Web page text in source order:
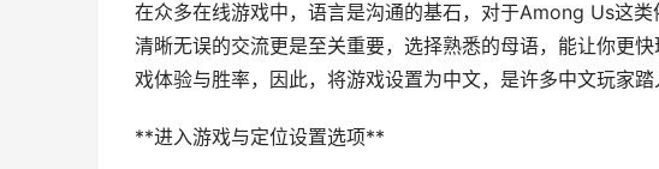
在众多在线游戏中，语言是沟通的基石，对于Among Us这类
清晰无误的交流更是至关重要，选择熟悉的母语，能让你更
戏体验与胜率，因此，将游戏设置为中文，是许多中文玩家踏
**进入游戏与定位设置选项**